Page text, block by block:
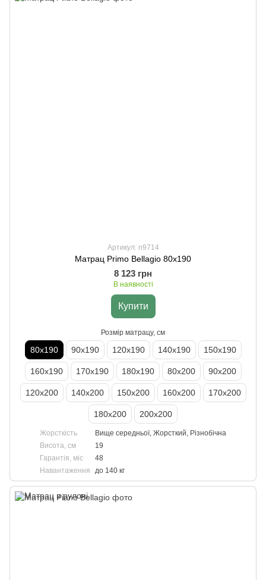
Артикул: n9714
Матрац Primo Bellagio 80х190
8 123 грн
В наявності
Купити
Розмір матрацу, см
80х190 90х190 120х190 140х190 150х190
160х190 170х190 180х190 80х200 90х200
120х200 140х200 150х200 160х200 170х200
180х200 200х200
Жорсткість
Вище середньої, Жорсткий, Різнобічна
Висота, см
19
Гарантія, міс
48
Навантаження
до 140 кг